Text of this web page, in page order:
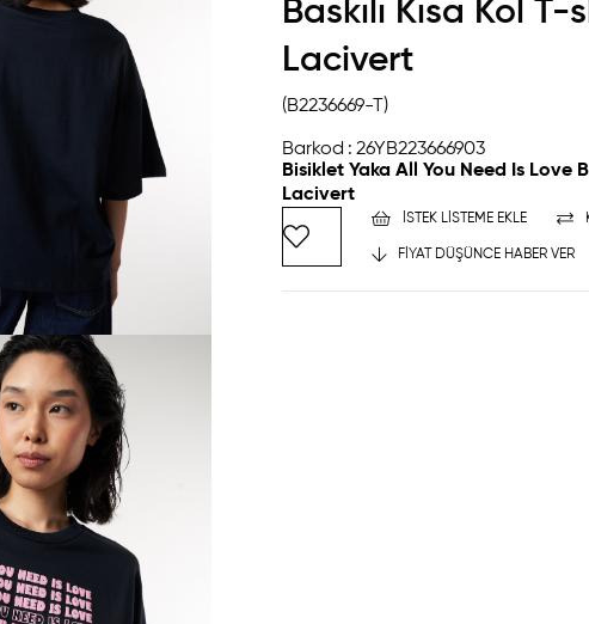
Baskılı Kısa Kol T-
Lacivert
(B2236669-T)
Barkod : 26YB223666903
Bisiklet Yaka All You Need Is Love
Lacivert
İSTEK LISTEME EKLE
FIYAT DÜŞÜNCE HABER VER